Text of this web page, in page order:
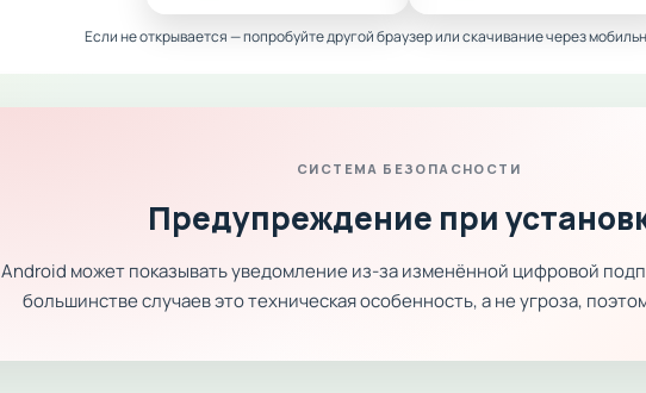
Если не открывается — попробуйте другой браузер или скачивание через
СИСТЕМА БЕЗОПАСНОСТИ
Предупреждение при
Android может показывать уведомление из-за изменённой цифровой
большинстве случаев это техническая особенность, а не угроза,